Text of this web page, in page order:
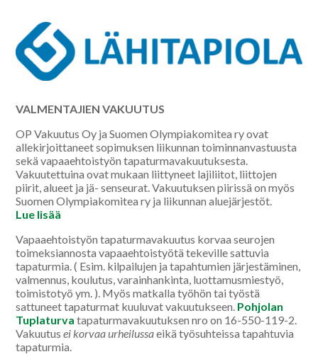
VALMENTAJIEN VAKUUTUS
OP Vakuutus Oy ja Suomen Olympiakomitea ry ovat
allekirjoittaneet sopimuksen liikunnan toiminnanvastuusta
sekä vapaaehtoistyön tapaturmavakuutuksesta.
Vakuutettuina ovat mukaan liittyneet lajiliitot, liittojen
piirit, alueet ja jä- senseurat. Vakuutuksen piirissä on myös
Suomen Olympiakomitea ry ja liikunnan aluejärjestöt.
Lue lisää
Vapaaehtoistyön tapaturmavakuutus korvaa seurojen
toimeksiannosta vapaaehtoistyötä tekeville sattuvia
tapaturmia. ( Esim. kilpailujen ja tapahtumien järjestäminen,
valmennus, koulutus, varainhankinta, luottamusmiestyö,
toimistotyö ym. ). Myös matkalla työhön tai työstä
sattuneet tapaturmat kuuluvat vakuutukseen. Pohjolan
Tuplaturva tapaturmavakuutuksen nro on 16-550-119-2.
Vakuutusei korvaa urheilussaeikä työsuhteissa tapahtuvia
tapaturmia.